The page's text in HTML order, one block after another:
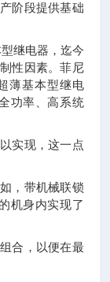
阶段提供基础
继电器，迄今
性因素。菲尼
薄基本型继电
功率、高系统
实现，这一点
，带机械联锁
机身内实现了
合，以便在最